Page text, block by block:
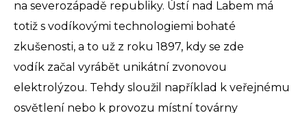
na severozápadě republiky. Ústí nad Labem má
totiž s vodíkovými technologiemi bohaté
zkušenosti, a to už z roku 1897, kdy se zde
vodík začal vyrábět unikátní zvonovou
elektrolýzou. Tehdy sloužil například k veřejnému
osvětlení nebo k provozu místní továrny